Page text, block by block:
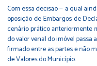
Com essa decisão — a qual
oposição de Embargos de
cenário prático anteriormente
do valor venal do imóvel
firmado entre as partes e não
de Valores do Município.